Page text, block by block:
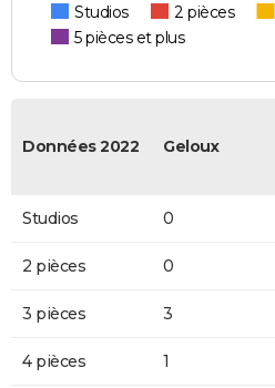
Studios 2 pièces
5 pièces et plus
Données 2022 Geloux
Studios 0
2 pièces 0
3 pièces 3
4 pièces 1